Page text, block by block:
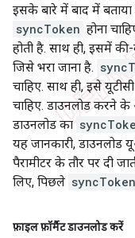
इसके बारे में बाद में
syncToken होना
होती है. साथ ही, इसमें
जिसे भरा जाना है.
चाहिए. साथ ही, इसे
चाहिए. डाउनलोड करने
डाउनलोड का
यह जानकारी,
पैरामीटर के तौर पर दी
लिए, पिछले syncToken
फ़ाइल फ़ॉर्मैट डाउनलोड करें